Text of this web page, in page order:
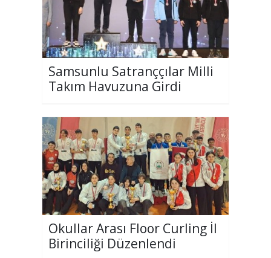
Samsunlu Satranççılar Milli
Takım Havuzuna Girdi
Okullar Arası Floor Curling İl
Birinciliği Düzenlendi